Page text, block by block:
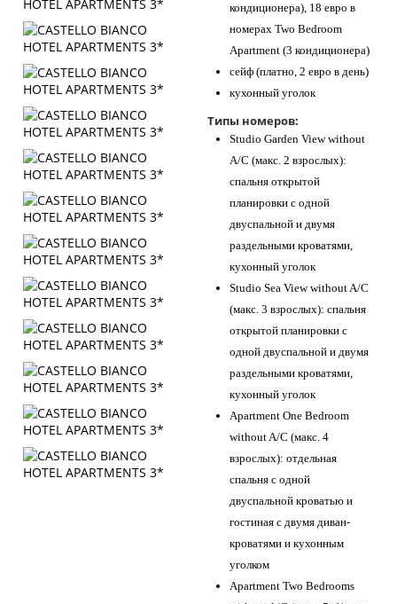
кондиционера), 18 евро в
номерах Two Bedroom
Apartment (3 кондиционера)
сейф (платно, 2 евро в день)
кухонный уголок
Типы номеров:
Studio Garden View without
A/C (макс. 2 взрослых):
спальня открытой
планировки с одной
двуспальной и двумя
раздельными кроватями,
кухонный уголок
Studio Sea View without A/C
(макс. 3 взрослых): спальня
открытой планировки с
одной двуспальной и двумя
раздельными кроватями,
кухонный уголок
Apartment One Bedroom
without A/C (макс. 4
взрослых): отдельная
спальня с одной
двуспальной кроватью и
гостиная с двумя диван-
кроватями и кухонным
уголком
Apartment Two Bedrooms